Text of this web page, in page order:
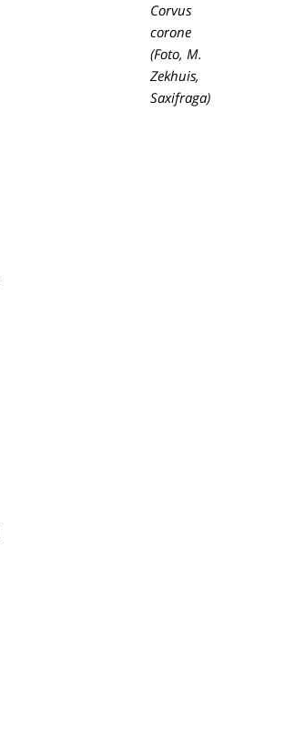
Corvus
corone
(Foto, M.
Zekhuis,
Saxifraga)